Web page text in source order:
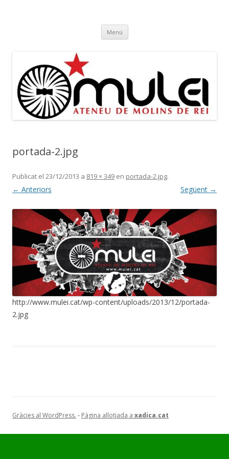
Menú Vés
contingut
portada-2.jpg
Publicat el 23/12/2013 a 819 × 349 en portada-2.jpg.
← Anteriors Següent →
http://www.mulei.cat/wp-content/uploads/2013/12/portada-
2.jpg
Gràcies al WordPress. - Pàgina allotjada a xadica.cat